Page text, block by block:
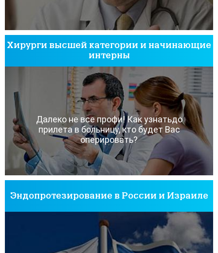
Хирурги высшей категории и начинающие
интерны
Далеко не все профи! Как узнатьдо
прилета в больницу, кто будет Вас
оперировать?
Эндопротезирование в России и Израиле